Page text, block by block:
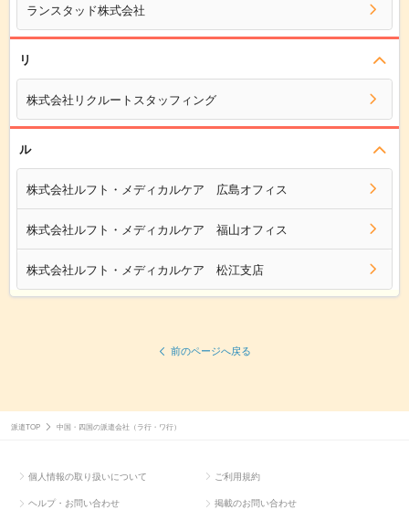
ランスタッド株式会社
リ
株式会社リクルートスタッフィング
ル
株式会社ルフト・メディカルケア 広島オフィス
株式会社ルフト・メディカルケア 福山オフィス
株式会社ルフト・メディカルケア 松江支店
前のページへ戻る
派遣TOP 中国・四国の派遣会社（ラ行・ワ行）
個人情報の取り扱いについて ご利用規約
ヘルプ・お問い合わせ 掲載のお問い合わせ